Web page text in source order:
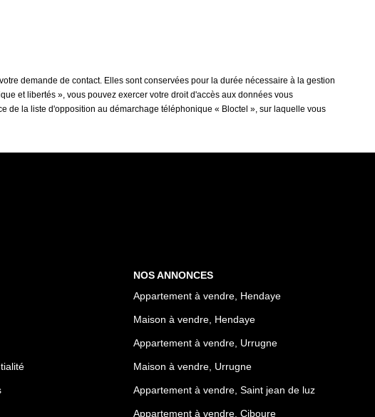
demande de contact. Elles sont conservées pour la durée nécessaire à la gestion
et libertés », vous pouvez exercer votre droit d'accès aux données vous
de la liste d'opposition au démarchage téléphonique « Bloctel », sur laquelle vous
NOS ANNONCES
Appartement à vendre, Hendaye
Maison à vendre, Hendaye
Appartement à vendre, Urrugne
Maison à vendre, Urrugne
Appartement à vendre, Saint jean de luz
Appartement à vendre, Ciboure